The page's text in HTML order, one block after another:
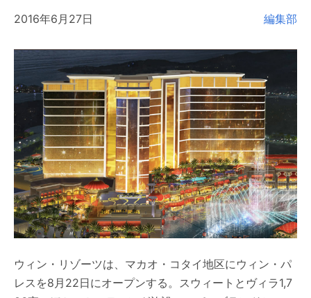
2016年6月27日 編集部
ウィン・リゾーツは、マカオ・コタイ地区にウィン・パ
レスを8月22日にオープンする。スウィートとヴィラ1,7